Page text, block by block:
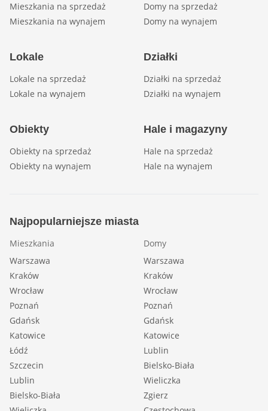
Mieszkania na sprzedaż
Mieszkania na wynajem
Domy na sprzedaż
Domy na wynajem
Lokale
Lokale na sprzedaż
Lokale na wynajem
Działki
Działki na sprzedaż
Działki na wynajem
Obiekty
Obiekty na sprzedaż
Obiekty na wynajem
Hale i magazyny
Hale na sprzedaż
Hale na wynajem
Najpopularniejsze miasta
Mieszkania
Warszawa
Kraków
Wrocław
Poznań
Gdańsk
Katowice
Łódź
Szczecin
Lublin
Bielsko-Biała
Domy
Warszawa
Kraków
Wrocław
Poznań
Gdańsk
Katowice
Lublin
Bielsko-Biała
Wieliczka
Zgierz